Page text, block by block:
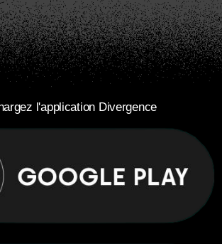
l'application Divergence